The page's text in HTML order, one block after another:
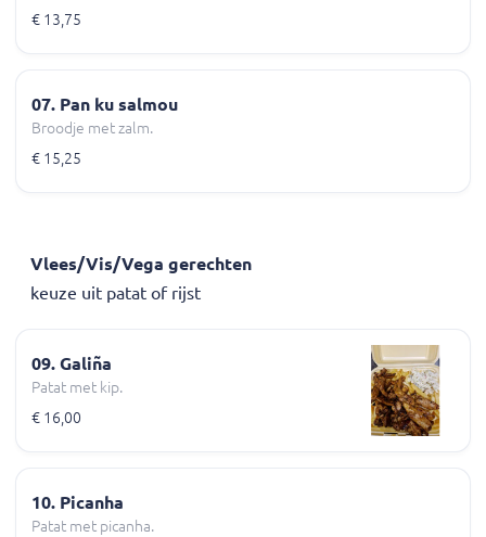
€ 13,75
07. Pan ku salmou
Broodje met zalm.
€ 15,25
Vlees/Vis/Vega gerechten
keuze uit patat of rijst
09. Galiña
Patat met kip.
€ 16,00
10. Picanha
Patat met picanha.